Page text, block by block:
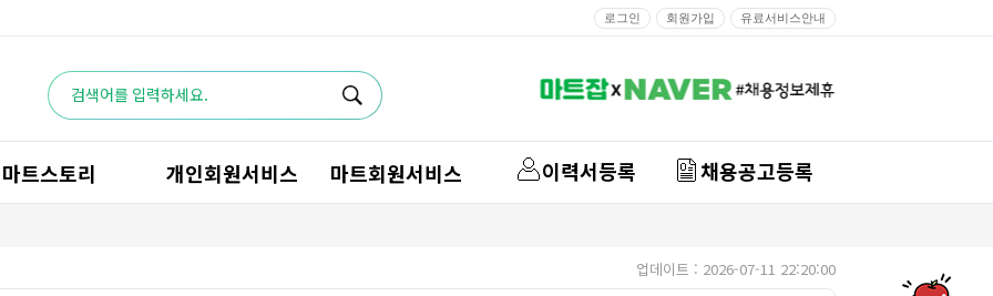
로그인 회원가입 유료서비스안내
마트스토리 개인회원서비스 마트회원서비스 이력서등록 채용공고등록
업데이트 : 2026-07-11 22:20:00